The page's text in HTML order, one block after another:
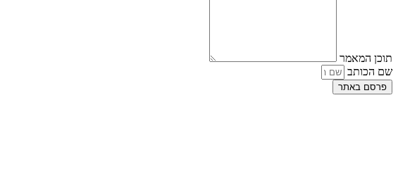
תוכן המאמר
שם הכותב
פרסם באתר